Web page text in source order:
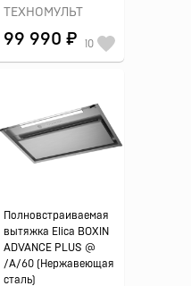
ТЕХНОМУЛЬТ
99 990 ₽ 10
Полновстраиваемая
вытяжка Elica BOXIN
ADVANCE PLUS @
/A/60 (Нержавеющая
сталь)